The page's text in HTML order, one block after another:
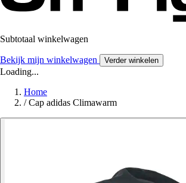
Subtotaal winkelwagen
Bekijk mijn winkelwagen Verder winkelen
Loading...
Home
/ Cap adidas Climawarm